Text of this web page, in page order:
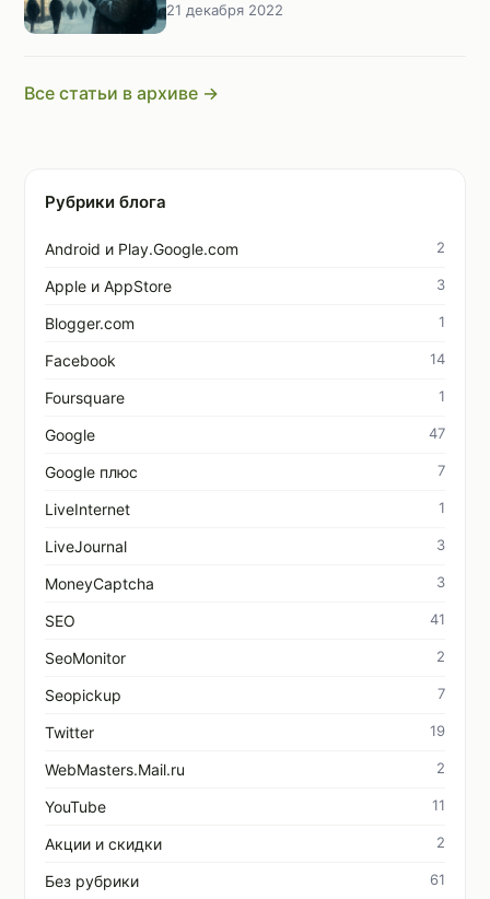
21 декабря 2022
Все статьи в архиве →
Рубрики блога
Android и Play.Google.com 2
Apple и AppStore 3
Blogger.com 1
Facebook 14
Foursquare 1
Google 47
Google плюс 7
LiveInternet 1
LiveJournal 3
MoneyCaptcha 3
SEO 41
SeoMonitor 2
Seopickup 7
Twitter 19
WebMasters.Mail.ru 2
YouTube 11
Акции и скидки 2
Без рубрики 61